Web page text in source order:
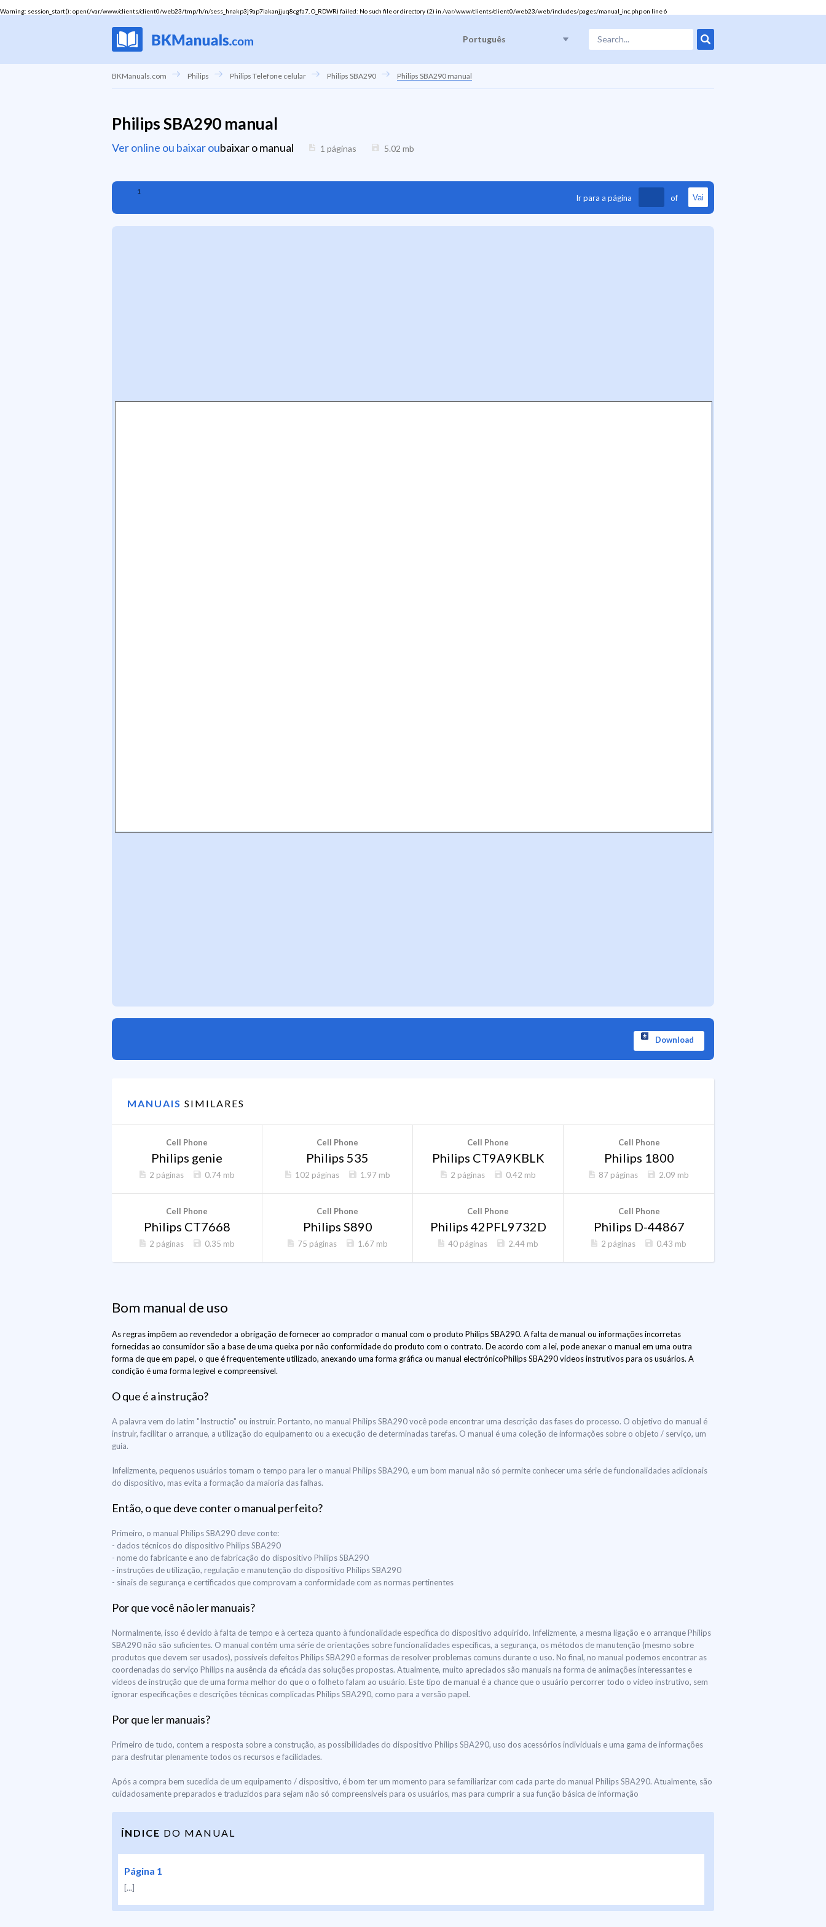
Warning: session_start(): open(/var/www/clients/client0/web23/tmp/h/n/sess_hnakp3j9ap7iakanjjuq8cgfa7, O_RDWR) failed: No such file or directory (2) in /var/www/clients/client0/web23/web/includes/pages/manual_inc.phpon line6
Português
BKManuals.com Philips Philips Telefone celular Philips SBA290 Philips SBA290 manual
Philips SBA290 manual
Ver online ou baixar oubaixar o manual 1 páginas 5.02 mb
1
Ir para a página of Vai
Download
MANUAIS SIMILARES
Cell Phone
Philips genie
2 páginas 0.74 mb
Cell Phone
Philips 535
102 páginas 1.97 mb
Cell Phone
Philips CT9A9KBLK
2 páginas 0.42 mb
Cell Phone
Philips 1800
87 páginas 2.09 mb
Cell Phone
Philips CT7668
2 páginas 0.35 mb
Cell Phone
Philips S890
75 páginas 1.67 mb
Cell Phone
Philips 42PFL9732D
40 páginas 2.44 mb
Cell Phone
Philips D-44867
2 páginas 0.43 mb
Bom manual de uso
As regras impõem ao revendedor a obrigação de fornecer ao comprador o manual com o produto Philips SBA290. A falta de manual ou informações incorretas
fornecidas ao consumidor são a base de uma queixa por não conformidade do produto com o contrato. De acordo com a lei, pode anexar o manual em uma outra
forma de que em papel, o que é frequentemente utilizado, anexando uma forma gráfica ou manual electrónicoPhilips SBA290 vídeos instrutivos para os usuários. A
condição é uma forma legível e compreensível.
O que é a instrução?
A palavra vem do latim "Instructio" ou instruir. Portanto, no manual Philips SBA290 você pode encontrar uma descrição das fases do processo. O objetivo do manual é
instruir, facilitar o arranque, a utilização do equipamento ou a execução de determinadas tarefas. O manual é uma coleção de informações sobre o objeto / serviço, um
guia.
Infelizmente, pequenos usuários tomam o tempo para ler o manual Philips SBA290, e um bom manual não só permite conhecer uma série de funcionalidades adicionais
do dispositivo, mas evita a formação da maioria das falhas.
Então, o que deve conter o manual perfeito?
Primeiro, o manual Philips SBA290 deve conte:
- dados técnicos do dispositivo Philips SBA290
- nome do fabricante e ano de fabricação do dispositivo Philips SBA290
- instruções de utilização, regulação e manutenção do dispositivo Philips SBA290
- sinais de segurança e certificados que comprovam a conformidade com as normas pertinentes
Por que você não ler manuais?
Normalmente, isso é devido à falta de tempo e à certeza quanto à funcionalidade específica do dispositivo adquirido. Infelizmente, a mesma ligação e o arranque Philips
SBA290 não são suficientes. O manual contém uma série de orientações sobre funcionalidades específicas, a segurança, os métodos de manutenção (mesmo sobre
produtos que devem ser usados), possíveis defeitos Philips SBA290 e formas de resolver problemas comuns durante o uso. No final, no manual podemos encontrar as
coordenadas do serviço Philips na ausência da eficácia das soluções propostas. Atualmente, muito apreciados são manuais na forma de animações interessantes e
vídeos de instrução que de uma forma melhor do que o o folheto falam ao usuário. Este tipo de manual é a chance que o usuário percorrer todo o vídeo instrutivo, sem
ignorar especificações e descrições técnicas complicadas Philips SBA290, como para a versão papel.
Por que ler manuais?
Primeiro de tudo, contem a resposta sobre a construção, as possibilidades do dispositivo Philips SBA290, uso dos acessórios individuais e uma gama de informações
para desfrutar plenamente todos os recursos e facilidades.
Após a compra bem sucedida de um equipamento / dispositivo, é bom ter um momento para se familiarizar com cada parte do manual Philips SBA290. Atualmente, são
cuidadosamente preparados e traduzidos para sejam não só compreensíveis para os usuários, mas para cumprir a sua função básica de informação
ÍNDICE DO MANUAL
Página 1
[...]